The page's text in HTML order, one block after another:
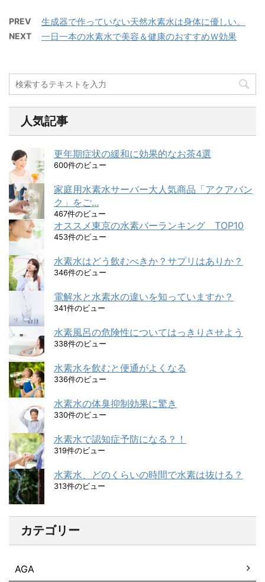
PREV 生成器で作っていない天然水素水は身体に優しい。
NEXT 一日一本の水素水で美容＆健康のおすすめＷ効果
人気記事
更年期症状の緩和に効果的なお茶4選
600件のビュー
家庭用水素水サーバー大人気商品「アクアバン
ク」をご...
467件のビュー
オススメ東京の水素バーランキング TOP10
453件のビュー
水素水はどう飲むべきか？サプリはありか？
346件のビュー
電解水と水素水の違いを知っていますか？
341件のビュー
水素風呂の危険性についてはっきりさせよう
338件のビュー
水素水を飲むと便通がよくなる
336件のビュー
水素水の体臭抑制効果に驚き
330件のビュー
水素水で認知症予防になる？！
319件のビュー
水素水、どのくらいの時間で水素は抜ける？
313件のビュー
カテゴリー
AGA